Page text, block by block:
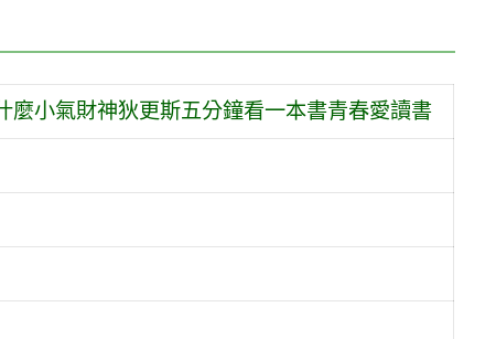
小氣財神狄更斯五分鐘看一本書青春愛讀書